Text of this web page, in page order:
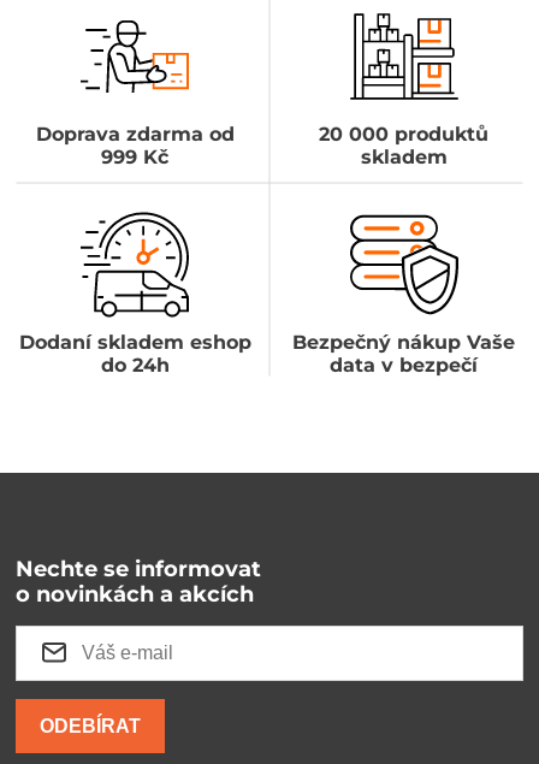
Doprava zdarma od
999 Kč
20 000 produktů
skladem
Dodaní skladem eshop
do 24h
Bezpečný nákup Vaše
data v bezpečí
Nechte se informovat
o novinkách a akcích
ODEBÍRAT